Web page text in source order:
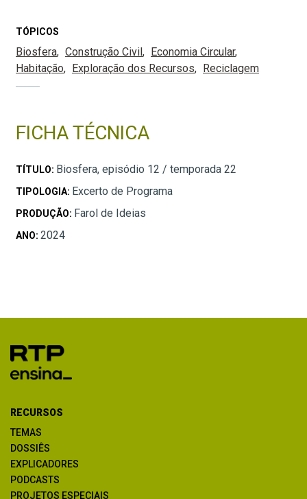
TÓPICOS
Biosfera Construção Civil
Economia Circular
Habitação
Exploração dos Recursos Reciclagem
FICHA TÉCNICA
TÍTULO: Biosfera, episódio 12 / temporada 22
TIPOLOGIA: Excerto de Programa
PRODUÇÃO: Farol de Ideias
ANO: 2024
RECURSOS
TEMAS
DOSSIÊS
EXPLICADORES
PODCASTS
PROJETOS ESPECIAIS